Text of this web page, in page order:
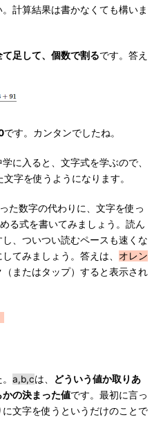
計算結果は書かなくても構いま
て足して、個数で割るです。答え
です。カンタンでしたね。
に入ると、文字式を学ぶので、
文字を使うようになります。
た数字の代わりに、文字を使っ
る式を書いてみましょう。読ん
、ついつい読むペースも速くな
てみましょう。答えは、 オレン
またはタップ）すると表示され
a,b,cは、
どういう値か取りあ
かの決まった値です。最初に言っ
文字を使うというだけのことで